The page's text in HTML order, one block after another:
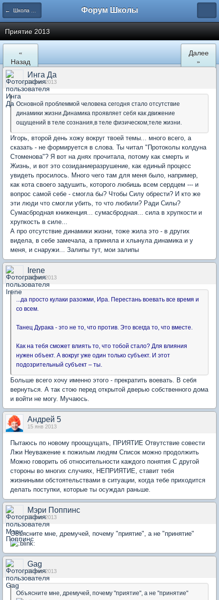
← Школа Холистического Сознания Форум Школы
Приятие 2013
«
Назад
Далее
»
Инга Да
14 янв 2013
Основной проблеммой человека сегодня стало отсутствие
динамики жизни.Динамика проявляет себя как движение
ощущений в теле сознания,в теле физическом,теле жизни.
Игорь, второй день хожу вокруг твоей темы... много всего, а
сказать - не формируется в слова. Ты читал "Протоколы колдуна
Стоменова"? Я вот на днях прочитала, потому как смерть и
Жизнь, и вот это созиданиеразрушение, как единый процесс
увидеть просилось. Много чего там для меня было, например,
как кота своего задушить, которого любишь всем сердцем --- и
вопрос самой себе - смогла бы? Чтобы Силу обрести? И кто же
эти люди что смогли убить, то что любили? Ради Силы?
Сумасбродная книженция... сумасбродная... сила в хрупкости и
хрупкость в силе...
А про отсутствие динамики жизни, тоже жила это - в других
видела, в себе замечала, а приняла и хлынула динамика и у
меня, и снаружи... Залипы тут, мои залипы
Irene
14 янв 2013
...да просто кулаки разожми, Ира. Перестань воевать все время и
со всем.
Танец Дурака - это не то, что против. Это всегда то, что вместе.
Как на тебя сможет влиять то, что тобой стало? Для влияния
нужен объект. А вокруг уже один только субъект. И этот
подозрительный субъект – ты.
Больше всего хочу именно этого - прекратить воевать. В себя
вернуться. А так стою перед открытой дверью собственного дома
и войти не могу. Мучаюсь.
Андрей 5
15 янв 2013
Пытаюсь по новому проощущать, ПРИЯТИЕ Отвутствие совести
Лжи Неуважение к пожилым людям Список можно продолжить
Можно говорить об относительности каждого понятия С другой
стороны во многих случиях, НЕПРИЯТИЕ, ставит тебя
жизниными обстоятельствами в ситуации, когда тебе приходится
делать поступки, которые ты осуждал раньше.
Мэри Поппинс
15 янв 2013
Объясните мне, дремучей, почему "приятие", а не "принятие"
Gag
15 янв 2013
Объясните мне, дремучей, почему "приятие", а не "принятие"